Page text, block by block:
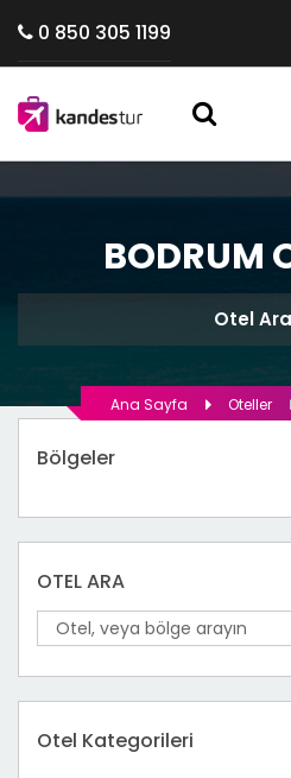
0 850 305 1199
BODRUM
Otel
Ana Sayfa Oteller
Bölgeler
OTEL ARA
Otel Kategorileri